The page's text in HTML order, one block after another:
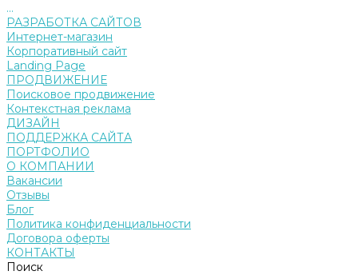
...
РАЗРАБОТКА САЙТОВ
Интернет-магазин
Корпоративный сайт
Landing Page
ПРОДВИЖЕНИЕ
Поисковое продвижение
Контекстная реклама
ДИЗАЙН
ПОДДЕРЖКА САЙТА
ПОРТФОЛИО
О КОМПАНИИ
Вакансии
Отзывы
Блог
Политика конфиденциальности
Договора оферты
КОНТАКТЫ
Поиск